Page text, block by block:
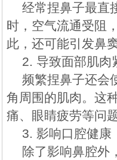
经常捏鼻子最直
时，空气流通受阻
此，还可能引发鼻
2. 导致面部肌肉
频繁捏鼻子还会
角周围的肌肉。这
痛、眼睛疲劳等问题
3. 影响口腔健康
除了影响鼻腔外